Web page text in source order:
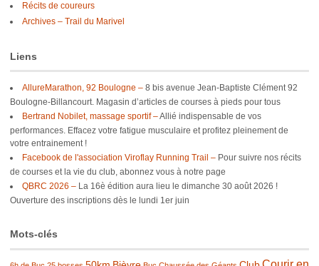
Récits de coureurs
Archives – Trail du Marivel
Liens
AllureMarathon, 92 Boulogne – 8 bis avenue Jean-Baptiste Clément 92
Boulogne-Billancourt. Magasin d’articles de courses à pieds pour tous
Bertrand Nobilet, massage sportif –Allié indispensable de vos
performances. Effacez votre fatigue musculaire et profitez pleinement de
votre entrainement !
Facebook de l'association Viroflay Running Trail – Pour suivre nos récits
de courses et la vie du club, abonnez vous à notre page
QBRC 2026 – La 16è édition aura lieu le dimanche 30 août 2026 !
Ouverture des inscriptions dès le lundi 1er juin
Mots-clés